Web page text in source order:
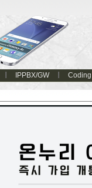
IPPBX/GW Coding